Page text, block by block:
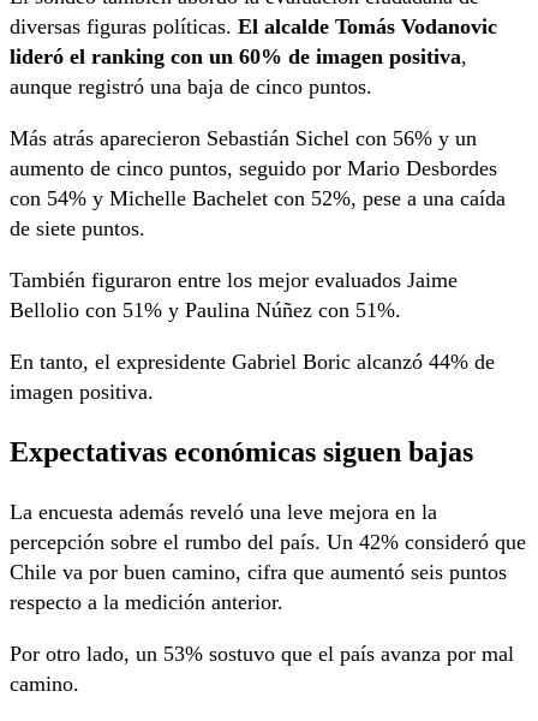
diversas figuras políticas. El alcalde Tomás Vodanovic
lideró el ranking con un 60% de imagen positiva,
aunque registró una baja de cinco puntos.
Más atrás aparecieron Sebastián Sichel con 56% y un
aumento de cinco puntos, seguido por Mario Desbordes
con 54% y Michelle Bachelet con 52%, pese a una caída
de siete puntos.
También figuraron entre los mejor evaluados Jaime
Bellolio con 51% y Paulina Núñez con 51%.
En tanto, el expresidente Gabriel Boric alcanzó 44% de
imagen positiva.
Expectativas económicas siguen bajas
La encuesta además reveló una leve mejora en la
percepción sobre el rumbo del país. Un 42% consideró que
Chile va por buen camino, cifra que aumentó seis puntos
respecto a la medición anterior.
Por otro lado, un 53% sostuvo que el país avanza por mal
camino.